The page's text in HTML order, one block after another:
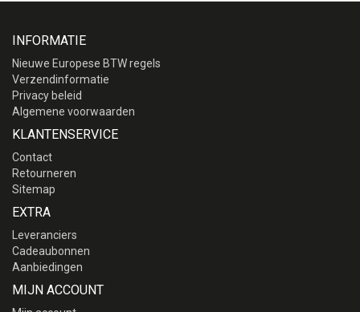
INFORMATIE
Nieuwe Europese BTW regels
Verzendinformatie
Privacy beleid
Algemene voorwaarden
KLANTENSERVICE
Contact
Retourneren
Sitemap
EXTRA
Leveranciers
Cadeaubonnen
Aanbiedingen
MIJN ACCOUNT